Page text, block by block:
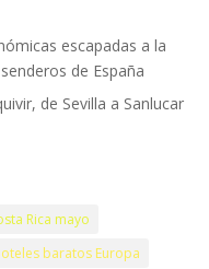
escapadas a la
de España
de Sevilla a Sanlucar
Rica mayo
baratos Europa